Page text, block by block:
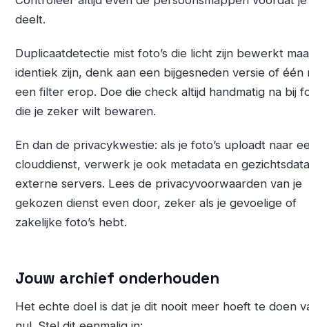
deelt.
Duplicaatdetectie mist foto’s die licht zijn bewerkt
identiek zijn, denk aan een bijgesneden versie of één
een filter erop. Doe die check altijd handmatig na bij
die je zeker wilt bewaren.
En dan de privacykwestie: als je foto’s uploadt naar
clouddienst, verwerk je ook metadata en
externe servers. Lees de privacyvoorwaarden van je
gekozen dienst even door, zeker als je gevoelige of
zakelijke foto’s hebt.
Jouw archief onderhouden
Het echte doel is dat je dit nooit meer hoeft te doen